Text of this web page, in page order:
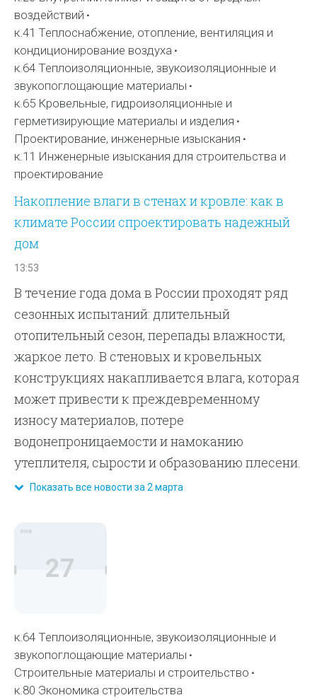
воздействий
к.41 Теплоснабжение, отопление, вентиляция и
кондиционирование воздуха
к.64 Теплоизоляционные, звукоизоляционные и
звукопоглощающие материалы
к.65 Кровельные, гидроизоляционные и
герметизирующие материалы и изделия
Проектирование, инженерные изыскания
к.11 Инженерные изыскания для строительства и
проектирование
Накопление влаги в стенах и кровле: как в
климате России спроектировать надежный
дом
13:53
В течение года дома в России проходят ряд
сезонных испытаний: длительный
отопительный сезон, перепады влажности,
жаркое лето. В стеновых и кровельных
конструкциях накапливается влага, которая
может привести к преждевременному
износу материалов, потере
водонепроницаемости и намоканию
утеплителя, сырости и образованию плесени.
Показать все новости за 2 марта
янв
27
к.64 Теплоизоляционные, звукоизоляционные и
звукопоглощающие материалы
Строительные материалы и строительство
к.80 Экономика строительства